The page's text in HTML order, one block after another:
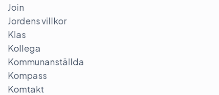
Join
Jordens villkor
Klas
Kollega
Kommunanställda
Kompass
Komtakt